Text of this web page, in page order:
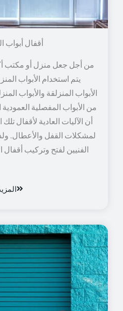
أقفال أبواب
من أجل جعل منزل أو مكتب
يتم استخدام الأبواب
الأبواب المنزلقة والأبواب
من الأبواب المفصلية
أن الآليات العادية لأقفال
لمشكلات القفل والأعطال.
الفنيين لفتح وتركيب أقفال